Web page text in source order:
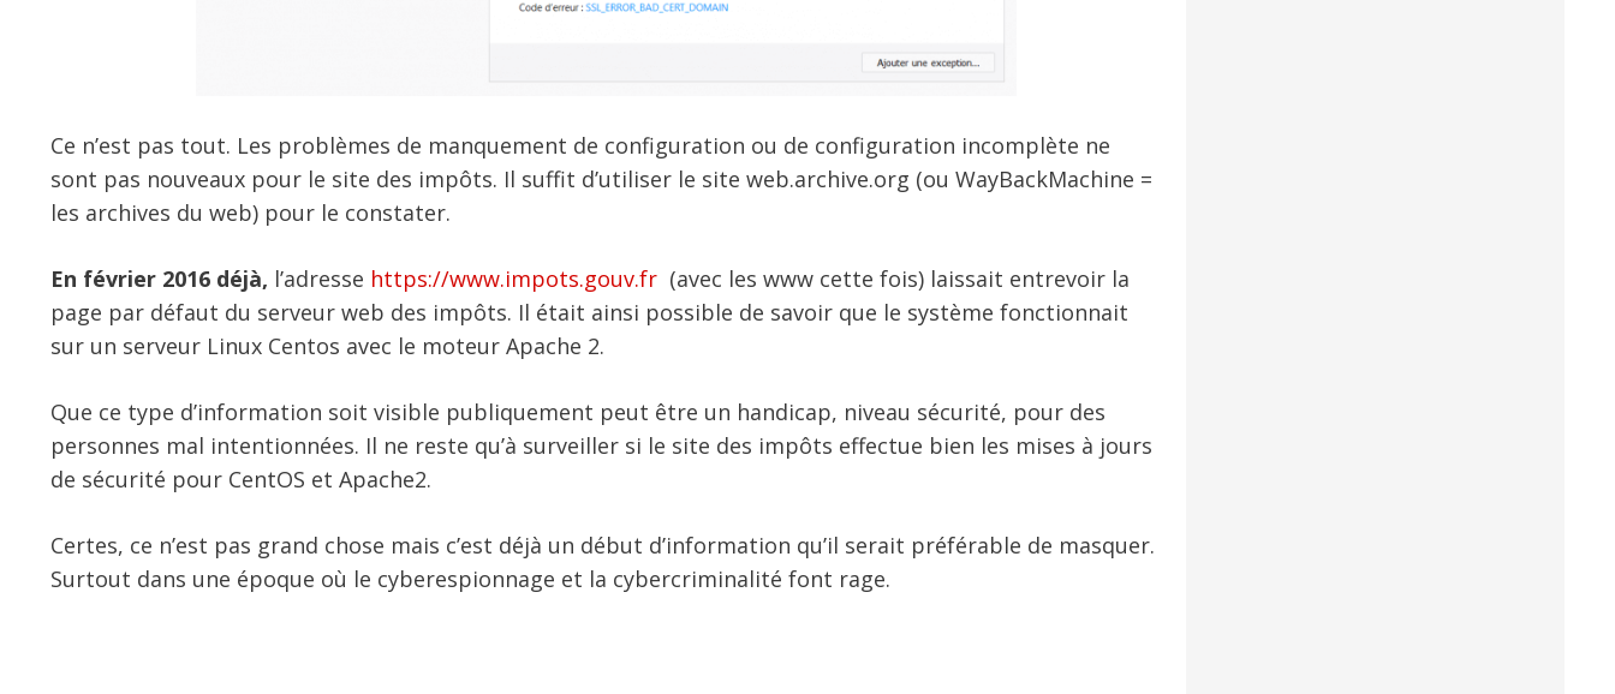
Ce n’est pas tout. Les problèmes de manquement de configuration ou de configuration incomplète ne
sont pas nouveaux pour le site des impôts. Il suffit d’utiliser le site web.archive.org (ou WayBackMachine =
les archives du web) pour le constater.
En février 2016 déjà, l’adresse https://www.impots.gouv.fr (avec les www cette fois) laissait entrevoir la
page par défaut du serveur web des impôts. Il était ainsi possible de savoir que le système fonctionnait
sur un serveur Linux Centos avec le moteur Apache 2.
Que ce type d’information soit visible publiquement peut être un handicap, niveau sécurité, pour des
personnes mal intentionnées. Il ne reste qu’à surveiller si le site des impôts effectue bien les mises à jours
de sécurité pour CentOS et Apache2.
Certes, ce n’est pas grand chose mais c’est déjà un début d’information qu’il serait préférable de masquer.
Surtout dans une époque où le cyberespionnage et la cybercriminalité font rage.